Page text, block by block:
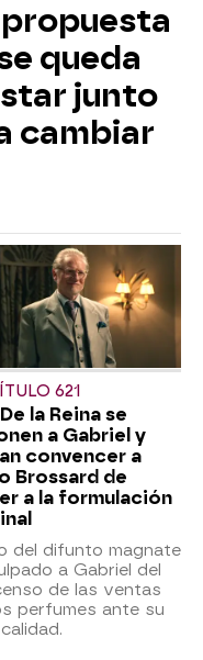
propuesta
queda
junto
cambiar
621
la Reina se
a Gabriel y
convencer a
Brossard de
a la formulación
del difunto magnate
a Gabriel del
de las ventas
perfumes ante su